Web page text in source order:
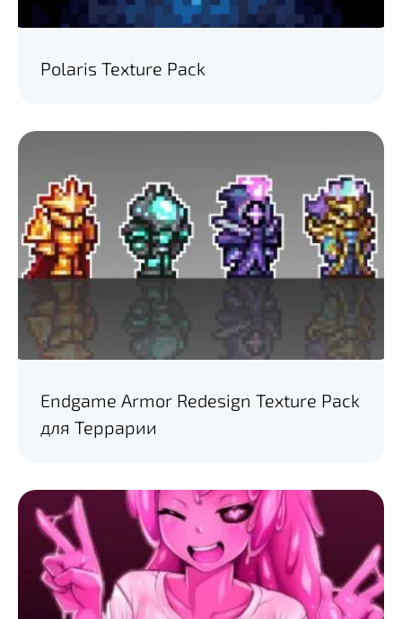
Polaris Texture Pack
Endgame Armor Redesign Texture Pack
для Террарии